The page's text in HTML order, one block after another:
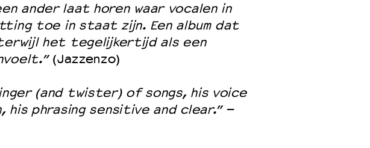
ander laat horen waar vocalen in
toe in staat zijn. Een album dat
het tegelijkertijd als een
(Jazzenzo)
(and twister) of songs, his voice
his phrasing sensitive and clear.”–